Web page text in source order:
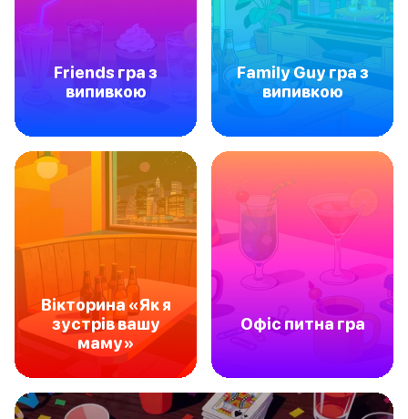
Friends гра з
випивкою
Family Guy гра з
випивкою
Вікторина «Як я
зустрів вашу
маму»
Офіс питна гра